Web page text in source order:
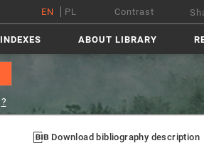
EN PL Contrast
INDEXES ABOUT LIBRARY
?
Download bibliography description